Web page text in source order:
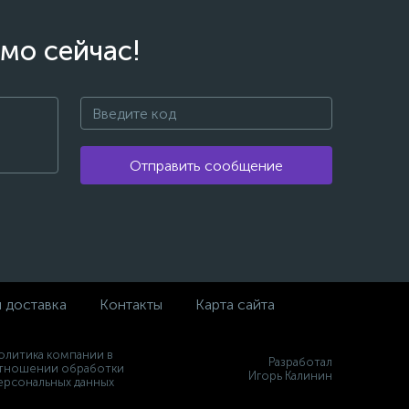
сейчас!
Отправить сообщение
доставка Контакты Карта сайта
компании в
обработки
данных
Разработал
Игорь Калинин